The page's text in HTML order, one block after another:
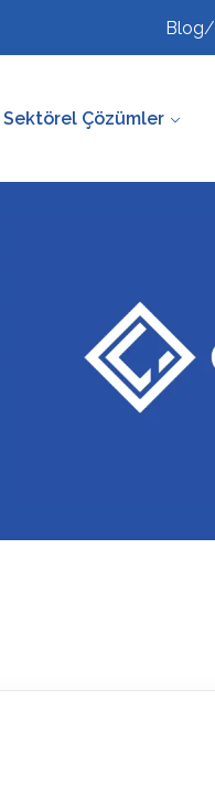
Blog/
Sektörel Çözümler